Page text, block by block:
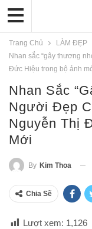
Trang Chủ
LÀM ĐẸP
Nhan sắc “gây thương
Đức Hiệu trong bộ ảnh
Nhan Sắc
Người Đẹp
Nguyễn Thị
Mới
By Kim Thoa
Chia Sẽ
Lượt xem: 1,126